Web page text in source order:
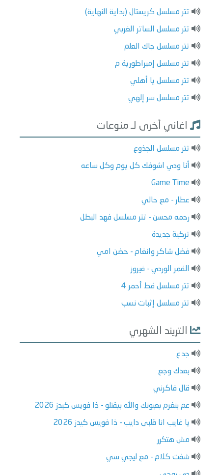
تتر مسلسل كريستال (بداية النهاية)
تتر مسلسل الساتر الغربي
تتر مسلسل جاك العلم
تتر مسلسل إمبراطورية م
تتر مسلسل يا أهلي
تتر مسلسل سر إلهي
اغاني أخرى لـ منوعات
تتر مسلسل الجذوع
أنا ودي اشوفك كل يوم وكل ساعه
Game Time
عطار - مع حالي
رحمه محسن - تتر مسلسل فهد البطل
تركية جديدة
فضل شاكر وانغام - حضن امي
القمر الوردي - فيروز
تتر مسلسل قط أحمر 4
تتر مسلسل إثبات نسب
التريند الشهري
جدع
بعدك وجع
قال فاكرني
عم بنغرم بعيونك والله بيقتلو - ذا فويس كيدز 2026
يا غايب انا قلبى دايب - ذا فويس كيدز 2026
مش هتكرر
شفت كلام - مع ليجي سي